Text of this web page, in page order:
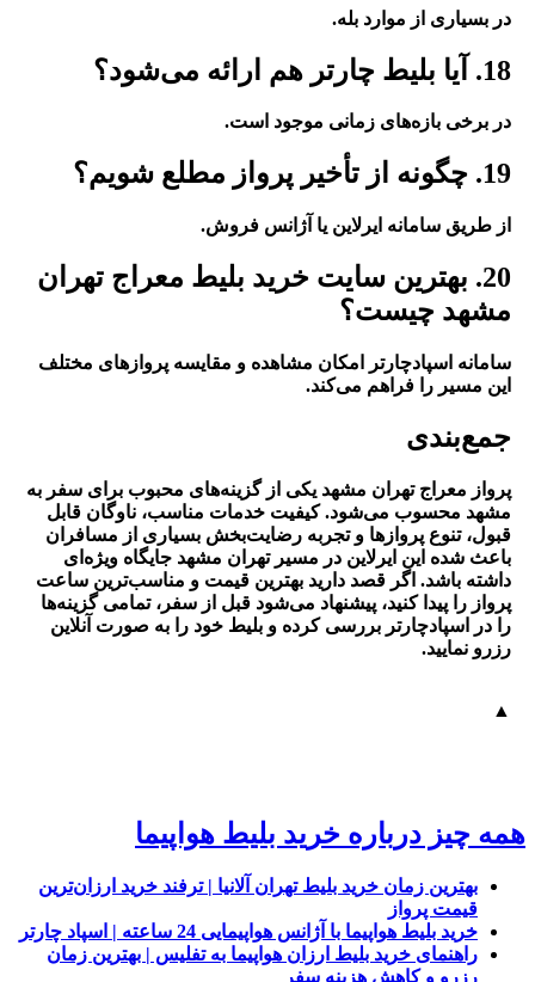
در بسیاری از موارد بله.
18. آیا بلیط چارتر هم ارائه می‌شود؟
در برخی بازه‌های زمانی موجود است.
19. چگونه از تأخیر پرواز مطلع شویم؟
از طریق سامانه ایرلاین یا آژانس فروش.
20. بهترین سایت خرید بلیط معراج تهران
مشهد چیست؟
سامانه اسپادچارتر امکان مشاهده و مقایسه پروازهای مختلف
این مسیر را فراهم می‌کند.
جمع‌بندی
پرواز معراج تهران مشهد یکی از گزینه‌های محبوب برای سفر به
مشهد محسوب می‌شود. کیفیت خدمات مناسب، ناوگان قابل
قبول، تنوع پروازها و تجربه رضایت‌بخش بسیاری از مسافران
باعث شده این ایرلاین در مسیر تهران مشهد جایگاه ویژه‌ای
داشته باشد. اگر قصد دارید بهترین قیمت و مناسب‌ترین ساعت
پرواز را پیدا کنید، پیشنهاد می‌شود قبل از سفر، تمامی گزینه‌ها
را در اسپادچارتر بررسی کرده و بلیط خود را به صورت آنلاین
رزرو نمایید.
▲
همه چیز درباره خرید بلیط هواپیما
بهترین زمان خرید بلیط تهران آلانیا | ترفند خرید ارزان‌ترین
قیمت پرواز
خرید بلیط هواپیما با آژانس هواپیمایی 24 ساعته | اسپاد چارتر
راهنمای خرید بلیط ارزان هواپیما به تفلیس | بهترین زمان
رزرو و کاهش هزینه سفر